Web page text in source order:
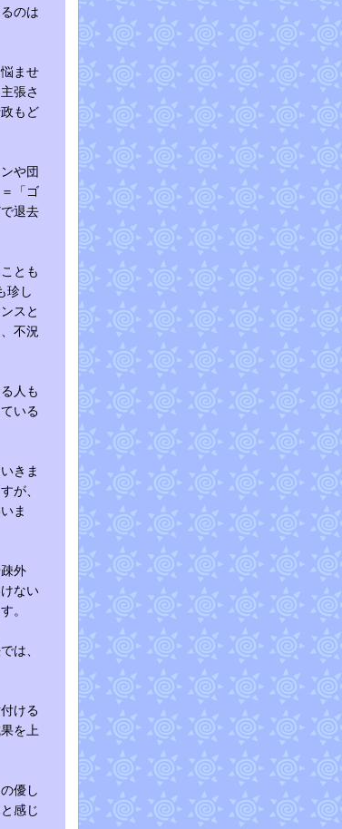
のは
ませ
張さ
もど
や団
「ゴ
退去
とも
珍し
スと
不況
人も
いる
きま
が、
ま
外
ない
。
は、
ける
を上
優し
感じ